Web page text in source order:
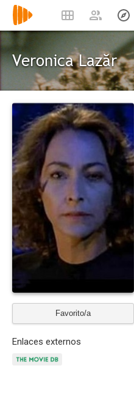
Veronica Lazăr
Favorito/a
Enlaces externos